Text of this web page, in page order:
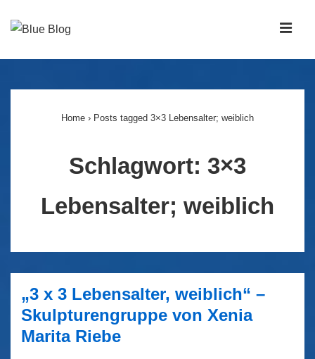
Zum
Navigation
Home › Posts tagged 3×3 Lebensalter; weiblich
Schlagwort: 3×3
Lebensalter; weiblich
„3 x 3 Lebensalter, weiblich“ –
Skulpturengruppe von Xenia
Marita Riebe